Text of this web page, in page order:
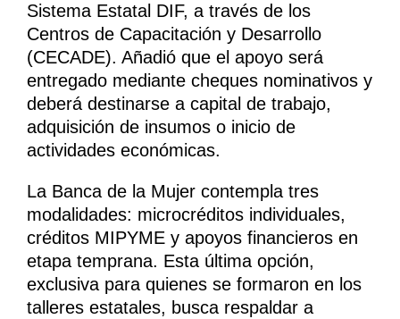
Sistema Estatal DIF, a través de los
Centros de Capacitación y Desarrollo
(CECADE). Añadió que el apoyo será
entregado mediante cheques nominativos y
deberá destinarse a capital de trabajo,
adquisición de insumos o inicio de
actividades económicas.
La Banca de la Mujer contempla tres
modalidades: microcréditos individuales,
créditos MIPYME y apoyos financieros en
etapa temprana. Esta última opción,
exclusiva para quienes se formaron en los
talleres estatales, busca respaldar a